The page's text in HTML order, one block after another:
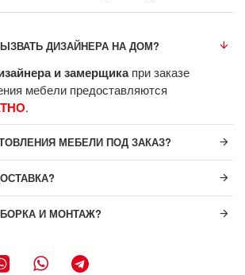
ДИЗАЙНЕРА НА ДОМ?
и замерщикапри заказе
мебели предоставляются
.
МЕБЕЛИ ПОД ЗАКАЗ?
И МОНТАЖ?